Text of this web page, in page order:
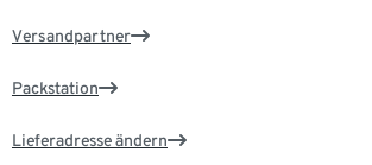
Versandpartner
Packstation
Lieferadresse ändern